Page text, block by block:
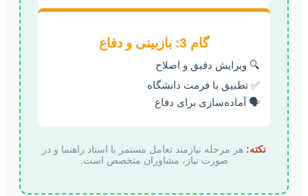
گام 3: بازبینی و دفاع
🔍 ویرایش دقیق و اصلاح
✅ تطبیق با فرمت دانشگاه
🗣️ آماده‌سازی برای دفاع
نکته: هر مرحله نیازمند تعامل مستمر با استاد راهنما و در
صورت نیاز، مشاوران متخصص است.